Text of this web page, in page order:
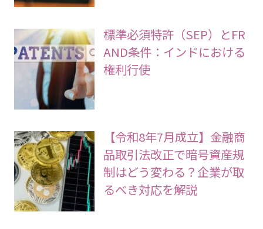
標準必須特許（SEP）とFR
AND条件：インドにおける
権利行使
【令和8年7月成立】金融商
品取引法改正で暗号資産規
制はどう変わる？企業が取
るべき対応を解説